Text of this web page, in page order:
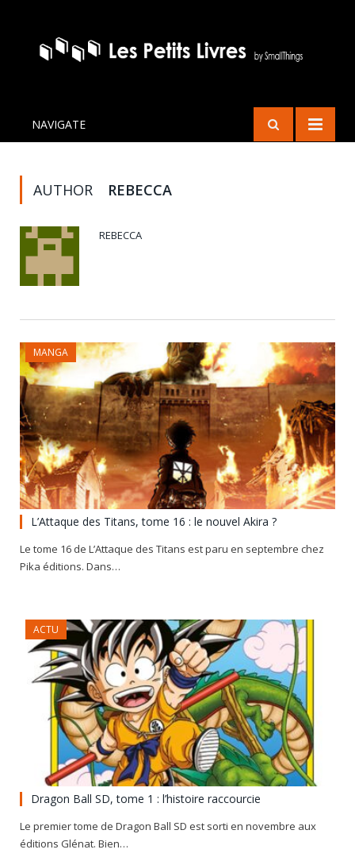
NAVIGATE
AUTHOR REBECCA
REBECCA
MANGA
L’Attaque des Titans, tome 16 : le nouvel Akira ?
Le tome 16 de L’Attaque des Titans est paru en septembre chez
Pika éditions. Dans…
ACTU
Dragon Ball SD, tome 1 : l’histoire raccourcie
Le premier tome de Dragon Ball SD est sorti en novembre aux
éditions Glénat. Bien…